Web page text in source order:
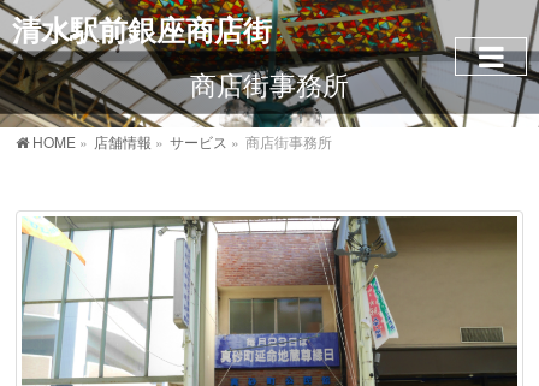
清水駅前銀座商店街
商店街事務所
HOME » 店舗情報 » サービス » 商店街事務所